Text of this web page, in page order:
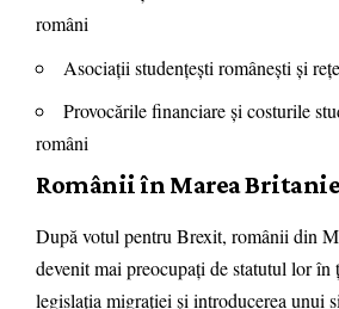
români
Asociații studențești românești și
Provocările financiare și costurile
români
Românii în Marea
După votul pentru Brexit, românii din
devenit mai preocupați de statutul lor în
legislația migrației și introducerea unui